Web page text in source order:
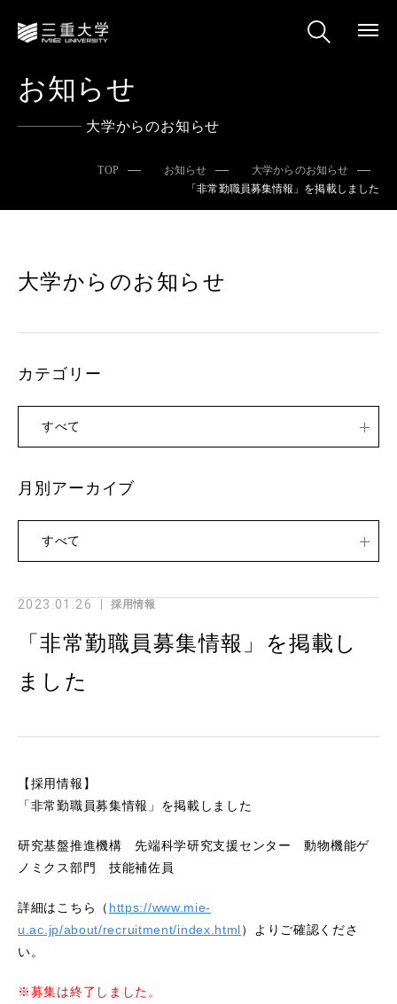
お知らせ
大学からのお知らせ
TOP お知らせ
大学からのお知らせ
「非常勤職員募集情報」を掲載しました
2023.01.26 採用情報
「非常勤職員募集情報」を掲載し
ました
【採用情報】
「非常勤職員募集情報」を掲載しました
研究基盤推進機構 先端科学研究支援センター 動物機能ゲ
ノミクス部門 技能補佐員
詳細はこちら（ https://www.mie-
u.ac.jp/about/recruitment/index.html）よりご確認くださ
い。
※募集は終了しました。
大学からのお知らせ
カテゴリー
すべて
月別アーカイブ
すべて